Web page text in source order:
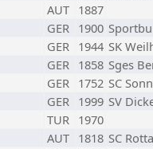
AUT 1887
GER 1900
GER 1944 SK
GER 1858 Sges
GER 1752 SC
GER 1999 SV
TUR 1970
AUT 1818 SC